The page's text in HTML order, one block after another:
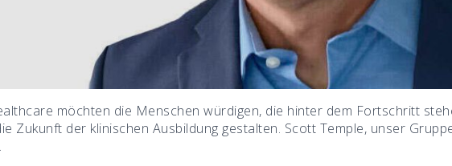
möchten die Menschen würdigen, die hinter dem Fortschritt
Zukunft der klinischen Ausbildung gestalten. Scott Temple, unser